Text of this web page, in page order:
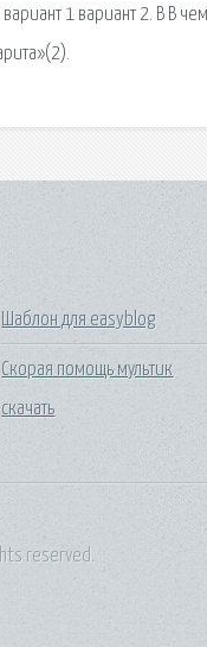
1 вариант 2. В В чем
Шаблон для easyblog
Скорая помощь мультик
скачать
reserved.